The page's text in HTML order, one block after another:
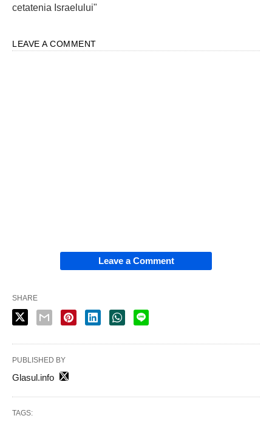
cetatenia Israelului"
LEAVE A COMMENT
Leave a Comment
SHARE
PUBLISHED BY
Glasul.info
TAGS: